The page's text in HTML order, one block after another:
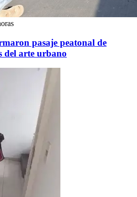
pasaje peatonal de
del arte urbano